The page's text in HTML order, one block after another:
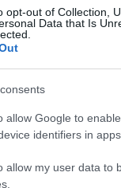
opt-out of Collection,
Data that Is
allow Google to
identifiers in apps.
allow my user data to
την
παρουσίας
για την